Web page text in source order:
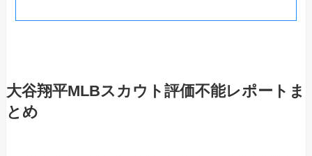
大谷翔平MLBスカウト評価不能レポートま
とめ